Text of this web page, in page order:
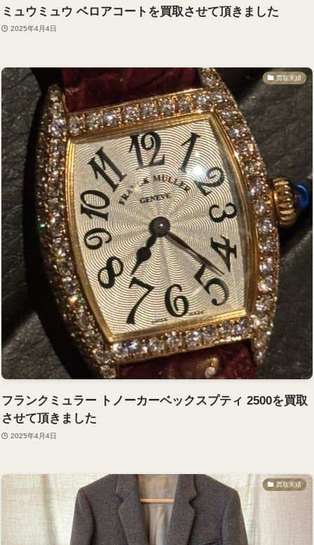
ミュウミュウ ベロアコートを買取させて頂きました
2025年4月4日
買取実績
フランクミュラー トノーカーベックスプティ 2500を買取
させて頂きました
2025年4月4日
買取実績